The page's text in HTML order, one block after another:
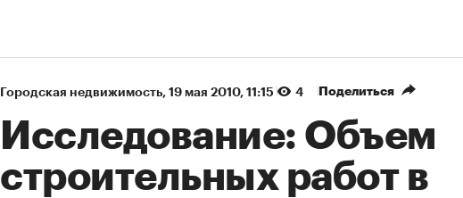
Городская недвижимость⁠, 19 мая 2010, 11:15 4 Поделиться
Исследование: Объем
строительных работ в